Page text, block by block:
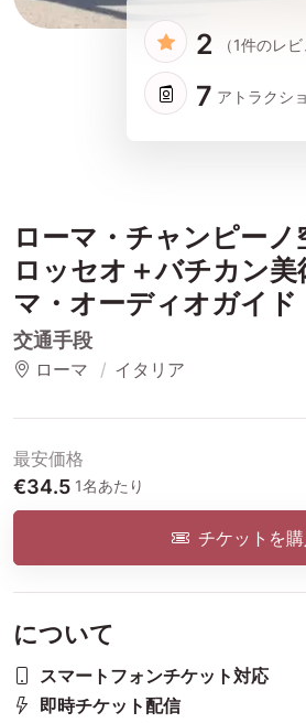
2 （1件のレビ
7 アトラクシ
ローマ・チャンピーノ
ロッセオ＋バチカン美
マ・オーディオガイド
交通手段
ローマ イタリア
最安価格
€34.5 1名あたり
チケットを購
について
スマートフォンチケット対応
即時チケット配信